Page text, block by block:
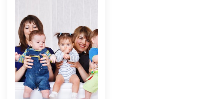
E' uno spazio aperto
a libero accesso
settimanale con un ’
ostetrica e una
psicologa perinatale
per pesare il bambino